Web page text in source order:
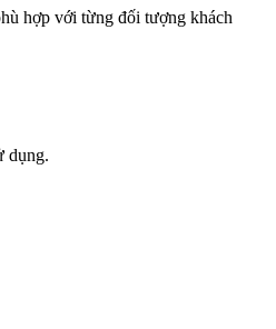
hợp với từng đối tượng khách
dụng.